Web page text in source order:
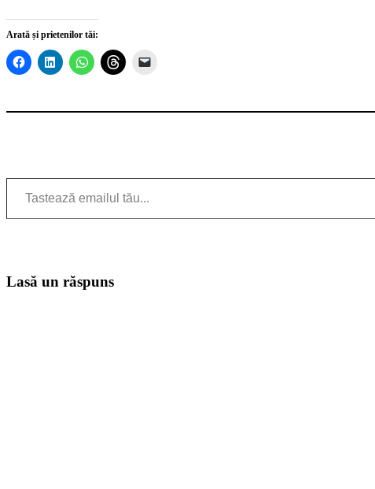
Arată și prietenilor tăi:
Tastează emailul tău...
Lasă un răspuns